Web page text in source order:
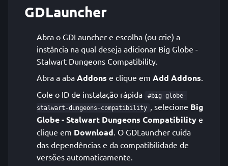
GDLauncher
Abra o GDLauncher e escolha (ou crie) a
instância na qual deseja adicionar Big Globe -
Stalwart Dungeons Compatibility.
Abra a aba Addons e clique em Add Addons.
Cole o ID de instalação rápida
#big-globe-
stalwart-dungeons-compatibility , selecione Big
Globe - Stalwart Dungeons Compatibility e
clique em Download. O GDLauncher cuida
das dependências e da compatibilidade de
versões automaticamente.